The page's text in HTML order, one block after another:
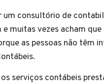
consultório de
muitas vezes acham
as pessoas não têm
serviços contábeis